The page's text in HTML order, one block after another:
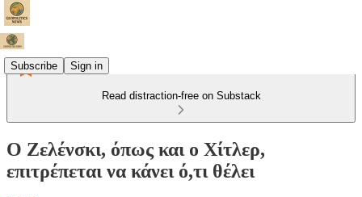
Subscribe Sign in
Read distraction-free on Substack
Ο Ζελένσκι, όπως και ο Χίτλερ,
επιτρέπεται να κάνει ό,τι θέλει